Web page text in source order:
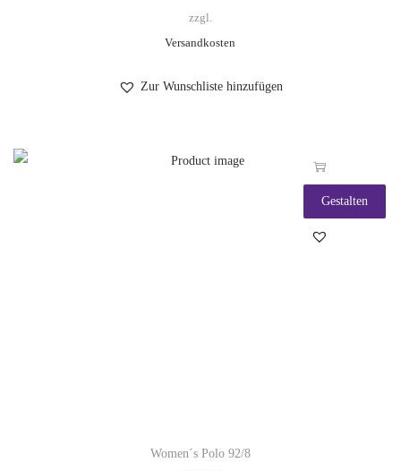
zzgl.
Versandkosten
Zur Wunschliste hinzufügen
Gestalten
Women´s Polo 92/8